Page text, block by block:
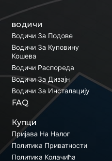
водичи
Водичи За Подове
Водичи За Куповину
Кошева
Водичи Распореда
Водичи За Дизајн
Водичи За Инсталацију
FAQ
Купци
Пријава На Налог
Политика Приватности
Политика Колачића